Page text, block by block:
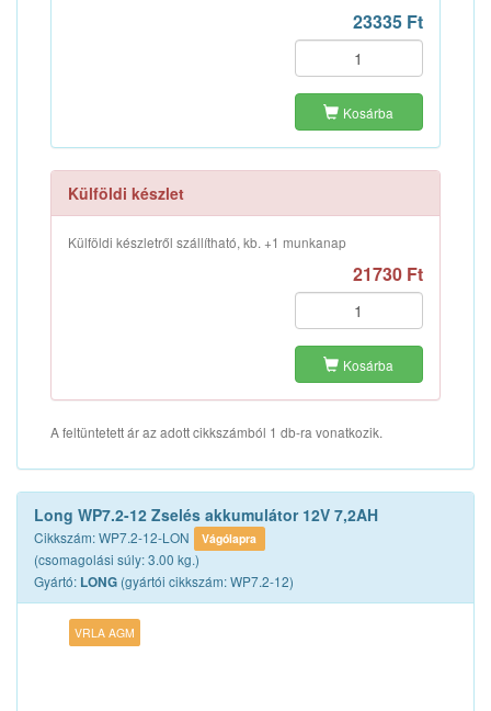
23335 Ft
Kosárba
Külföldi készlet
Külföldi készletről szállítható, kb. +1 munkanap
21730 Ft
Kosárba
A feltüntetett ár az adott cikkszámból 1 db-ra vonatkozik.
Long WP7.2-12 Zselés akkumulátor 12V 7,2AH
Cikkszám: WP7.2-12-LON Vágólapra
(csomagolási súly: 3.00 kg.)
Gyártó: LONG (gyártói cikkszám: WP7.2-12)
VRLA AGM